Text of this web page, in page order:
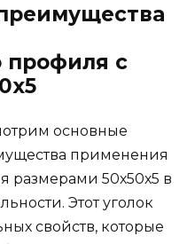
профиля с
основные
применения
размерами 50х50х5 в
Этот уголок
свойств, которые